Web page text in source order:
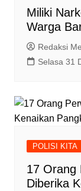
Miliki
Warga
Redaksi
Selasa 31
POLISI KITA
17 Orang
Diberika